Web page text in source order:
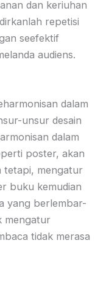
dan keriuhan
repetisi
seefektif
audiens.
dalam
unsur desain
dalam
poster, akan
tetapi, mengatur
buku kemudian
yang berlembar-
mengatur
tidak merasa